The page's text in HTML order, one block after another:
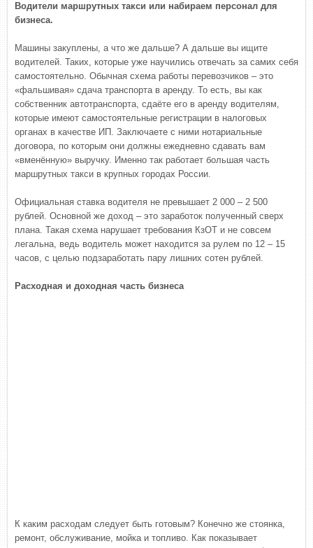
Водители маршрутных такси или набираем персонал для
бизнеса.
Машины закуплены, а что же дальше? А дальше вы ищите
водителей. Таких, которые уже научились отвечать за самих себя
самостоятельно. Обычная схема работы перевозчиков – это
«фальшивая» сдача транспорта в аренду. То есть, вы как
собственник автотранспорта, сдаёте его в аренду водителям,
которые имеют самостоятельные регистрации в налоговых
органах в качестве ИП. Заключаете с ними нотариальные
договора, по которым они должны ежедневно сдавать вам
«вменённую» выручку. Именно так работает большая часть
маршрутных такси в крупных городах России.
Официальная ставка водителя не превышает 2 000 – 2 500
рублей. Основной же доход – это заработок полученный сверх
плана. Такая схема нарушает требования КзОТ и не совсем
легальна, ведь водитель может находится за рулем по 12 – 15
часов, с целью подзаработать пару лишних сотен рублей.
Расходная и доходная часть бизнеса
К каким расходам следует быть готовым? Конечно же стоянка,
ремонт, обслуживание, мойка и топливо. Как показывает